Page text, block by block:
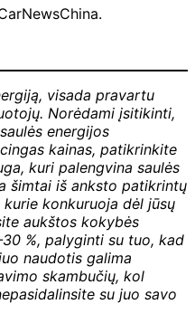
visada pravartu
Norėdami įsitikinti,
energijos
kainas, patikrinkite
kuri palengvina saulės
šimtai iš anksto patikrintų
konkuruoja dėl jūsų
aukštos kokybės
%, palyginti su tuo, kad
naudotis galima
skambučių, kol
su juo savo